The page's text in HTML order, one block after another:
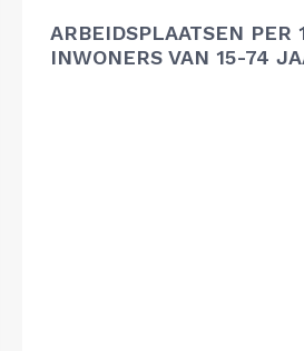
ARBEIDSPLAATSEN PER
INWONERS VAN 15-74